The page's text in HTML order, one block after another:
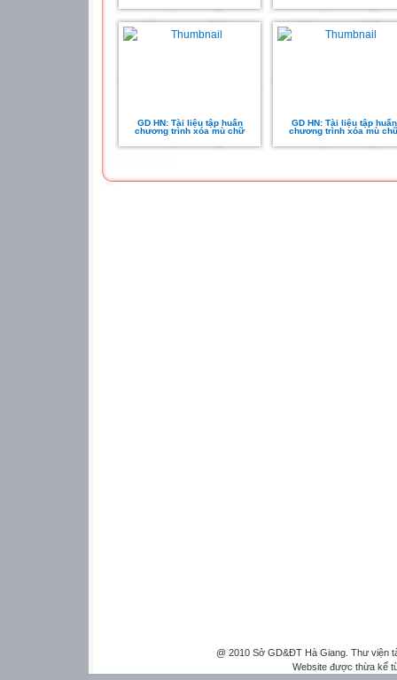
GD HN: Tài liệu tập huấn
chương trình xóa mù chữ
GD HN: Tài liệu tập huấn
chương trình xóa mù
@ 2010 Sở GD&ĐT Hà Giang. Thư viện
Website được thừa kế